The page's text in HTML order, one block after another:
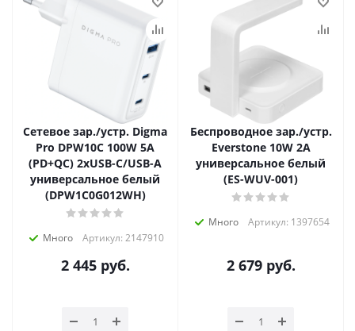
Сетевое зар./устр. Digma
Pro DPW10C 100W 5A
(PD+QC) 2хUSB-C/USB-A
универсальное белый
(DPW1С0G012WH)
Много Артикул: 2147910
2 445руб.
Беспроводное зар./устр.
Everstone 10W 2A
универсальное белый
(ES-WUV-001)
Много Артикул: 1397654
2 679руб.